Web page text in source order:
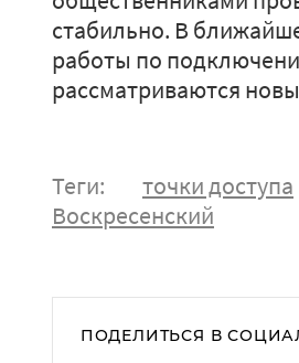
стабильно. В
работы по
рассматриваются
Теги: точки доступа
Воскресенский
ПОДЕЛИТЬСЯ В